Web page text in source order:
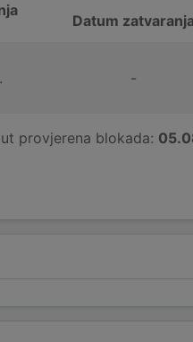
Datum
-
provjerena blokada: